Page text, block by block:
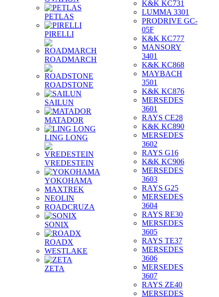
PETLAS
PIRELLI
ROADMARCH
ROADSTONE
SAILUN
MATADOR
LING LONG
VREDESTEIN
YOKOHAMA
MAXTREK
NEOLIN
ROADCRUZA
SONIX
ROADX
WESTLAKE
ZETA
K&K KC731
LUMMA 3301
PRODRIVE GC-
05F
K&K KC777
MANSORY
3401
K&K KC868
MAYBACH
3501
K&K KC876
MERSEDES
3601
RAYS CE28
K&K KC890
MERSEDES
3602
RAYS G16
K&K KC906
MERSEDES
3603
RAYS G25
MERSEDES
3604
RAYS RE30
MERSEDES
3605
RAYS TE37
MERSEDES
3606
MERSEDES
3607
RAYS ZE40
MERSEDES